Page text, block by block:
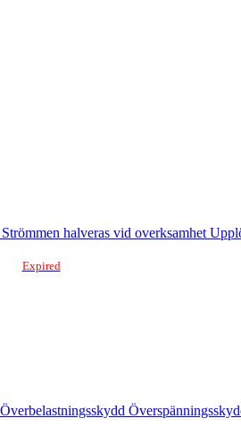
halveras vid overksamhet
Expired